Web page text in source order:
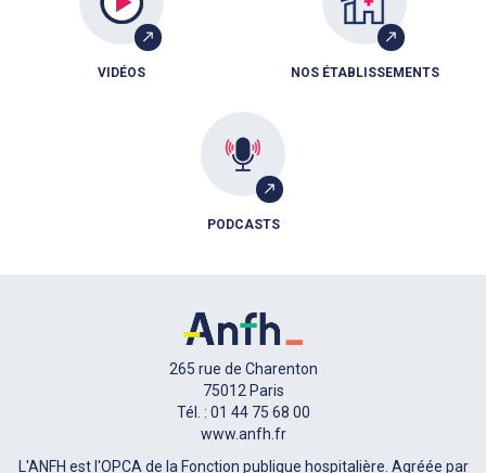
VIDÉOS NOS ÉTABLISSEMENTS
PODCASTS
265 rue de Charenton
75012 Paris
Tél. : 01 44 75 68 00
www.anfh.fr
L'ANFH est l'OPCA de la Fonction publique hospitalière. Agréée par